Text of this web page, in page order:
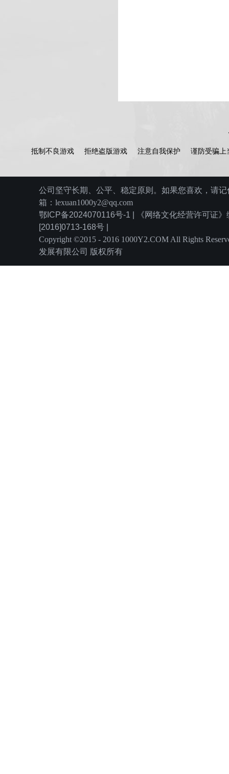
抵制不良游戏 拒绝盗版游戏 注意自我保护 谨防受骗上
公司坚守长期、公平、稳定原则。如果您喜欢，请
箱：lexuan1000y2@qq.com
鄂ICP备2024070116号-1 | 《网络文化经营许可证》
[2016]0713-168号 |
Copyright ©2015 - 2016 1000Y2.COM All Rights
发展有限公司 版权所有